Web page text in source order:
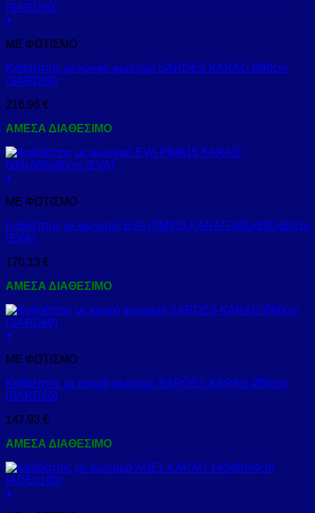
+
ΜΕ ΦΩΤΙΣΜΟ
Καθρέπτης με κρυφό φωτισμό SARDES KARAG Ø90cm
(SARD90)
216,96 €
ΑΜΕΣΑ ΔΙΑΘΕΣΙΜΟ
+
ΜΕ ΦΩΤΙΣΜΟ
Καθρέπτης με φωτισμό EVA PIM815 KARAG 600x800x80cm
(EVA)
170,13 €
ΑΜΕΣΑ ΔΙΑΘΕΣΙΜΟ
+
ΜΕ ΦΩΤΙΣΜΟ
Καθρέπτης με κρυφό φωτισμό SARDES KARAG Ø60cm
(SARD60)
147,93 €
ΑΜΕΣΑ ΔΙΑΘΕΣΙΜΟ
+